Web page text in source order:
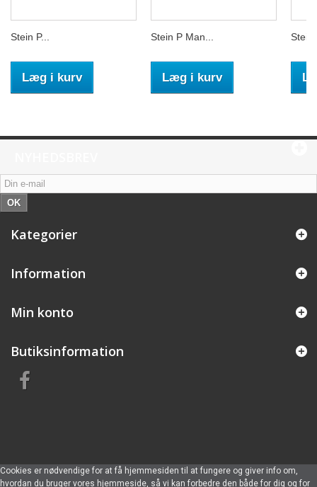
Stein P...
Læg i kurv
Stein P Man...
Læg i kurv
Stein
OK
Kategorier
Information
Min konto
Butiksinformation
Cookies er nødvendige for at få hjemmesiden til at fungere og giver info om,
hvordan du bruger vores hjemmeside, så vi kan forbedre den både for dig og for